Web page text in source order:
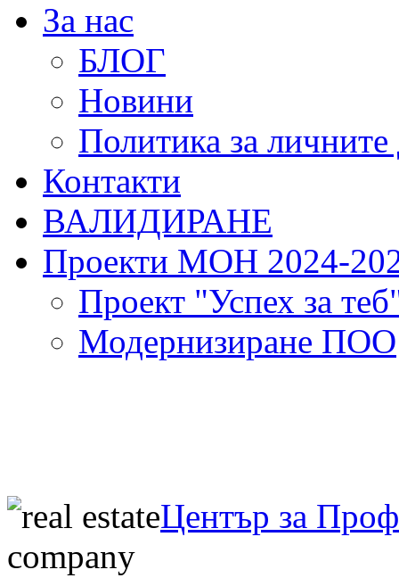
За нас
БЛОГ
Новини
Политика за
Контакти
ВАЛИДИРАНЕ
Проекти МОН 2024-
Проект "Успех за
Модернизиране ПОО
Център за